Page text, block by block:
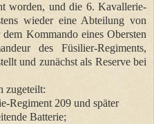
worden, und die 6. Kavallerie-
wieder eine Abteilung von
Kommando eines Obersten
des Füsilier-Regiments,
und zunächst als Reserve bei
zugeteilt:
Regiment 209 und später
Batterie;